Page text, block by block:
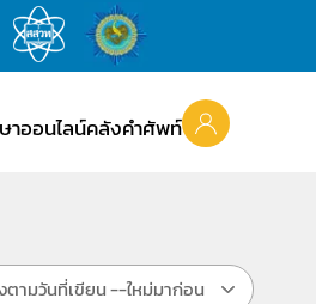
ออนไลน์คลังคำศัพท์
ตามวันที่เขียน --ใหม่มาก่อน